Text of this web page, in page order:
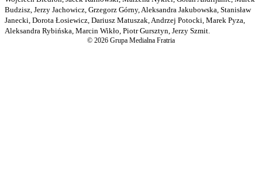
Budzisz, Jerzy Jachowicz, Grzegorz Górny, Aleksandra Jakubowska, Stanisław
Janecki, Dorota Łosiewicz, Dariusz Matuszak, Andrzej Potocki, Marek Pyza,
Aleksandra Rybińska, Marcin Wikło, Piotr Gursztyn, Jerzy Szmit.
© 2026 Grupa Medialna Fratria